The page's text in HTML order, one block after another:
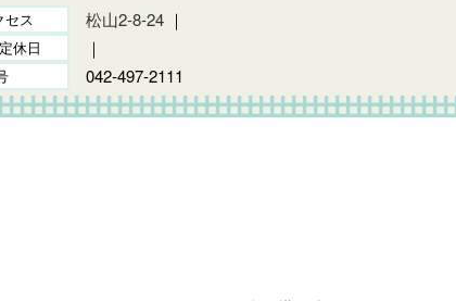
セス 松山2-8-24｜
休日 ｜
042-497-2111